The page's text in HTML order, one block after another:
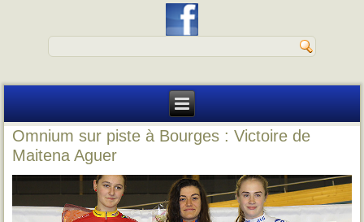
Omnium sur piste à Bourges : Victoire de
Maitena Aguer